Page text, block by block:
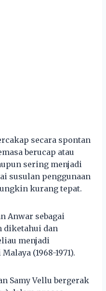
secara spontan
berucap atau
sering menjadi
susulan penggunaan
kurang tepat.
Anwar sebagai
diketahui dan
menjadi
(1968-1971).
Samy Vellu bergerak